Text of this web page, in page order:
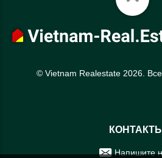
© Vietnam Realestate 2026.
КОНТАКТЫ
Напишите